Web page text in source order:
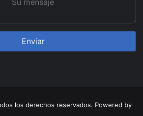
los derechos reservados. Powered by